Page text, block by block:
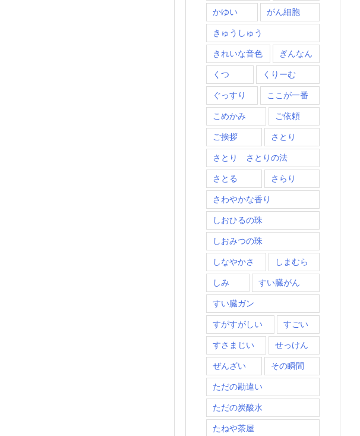
かゆい がん細胞
きゅうしゅう
きれいな音色 ぎんなん
くつ くりーむ
ぐっすり ここが一番
こめかみ ご依頼
ご挨拶 さとり
さとり さとりの法
さとる さらり
さわやかな香り
しおひるの珠
しおみつの珠
しなやかさ しまむら
しみ すい臓がん
すい臓ガン
すがすがしい すごい
すさまじい せっけん
ぜんざい その瞬間
ただの勘違い
ただの炭酸水
たねや茶屋